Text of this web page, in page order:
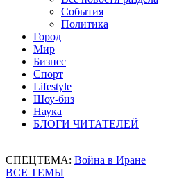
События
Политика
Город
Мир
Бизнес
Спорт
Lifestyle
Шоу-биз
Наука
БЛОГИ ЧИТАТЕЛЕЙ
СПЕЦТЕМА: Война в Иране
ВСЕ ТЕМЫ